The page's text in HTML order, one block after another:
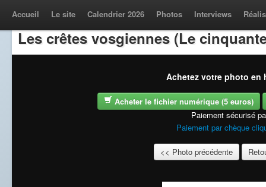
Accueil Le site Calendrier 2026 Photos Interviews
Les crêtes vosgiennes (Le
Achetez votre photo en
Acheter le fichier numérique (5 euros)
Paiement sécurisé
Paiement par chèque
<< Photo précédente